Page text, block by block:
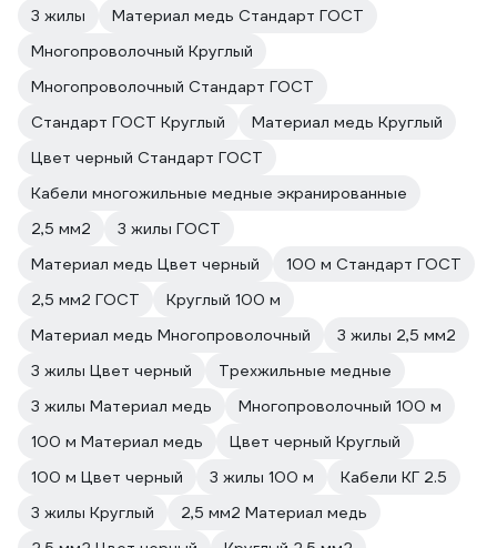
3 жилы
Материал медь Стандарт ГОСТ
Многопроволочный Круглый
Многопроволочный Стандарт ГОСТ
Стандарт ГОСТ Круглый
Материал медь Круглый
Цвет черный Стандарт ГОСТ
Кабели многожильные медные экранированные
2,5 мм2
3 жилы ГОСТ
Материал медь Цвет черный
100 м Стандарт ГОСТ
2,5 мм2 ГОСТ
Круглый 100 м
Материал медь Многопроволочный
3 жилы 2,5 мм2
3 жилы Цвет черный
Трехжильные медные
3 жилы Материал медь
Многопроволочный 100 м
100 м Материал медь
Цвет черный Круглый
100 м Цвет черный
3 жилы 100 м
Кабели КГ 2.5
3 жилы Круглый
2,5 мм2 Материал медь